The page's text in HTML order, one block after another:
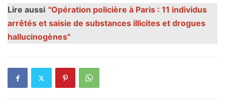
Lire aussi "Opération policière à Paris : 11 individus
arrêtés et saisie de substances illicites et drogues
hallucinogènes"